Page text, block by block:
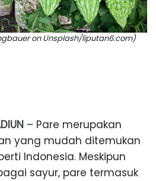
on Unsplash/liputan6.com)
– Pare merupakan
yang mudah ditemukan
Indonesia. Meskipun
sayur, pare termasuk